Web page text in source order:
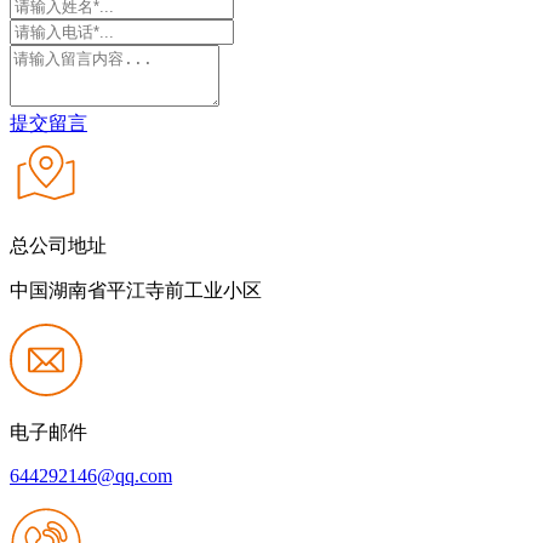
提交留言
总公司地址
中国湖南省平江寺前工业小区
电子邮件
644292146@qq.com